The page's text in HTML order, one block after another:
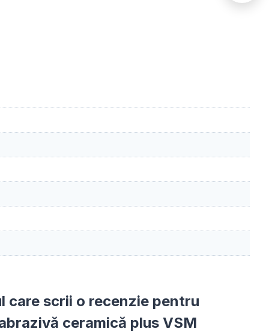
care scrii o recenzie pentru
ceramică plus VSM